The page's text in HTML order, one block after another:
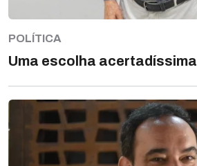
POLÍTICA
Uma escolha acertadíssima